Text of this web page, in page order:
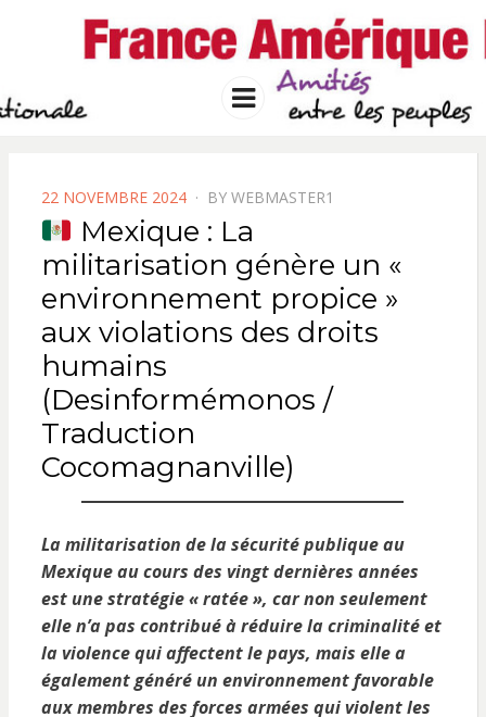
FRANCE
AMERIQUE
Solidarité international et Amitiés
entre les peuples
Menu
POSTED
ON
22 NOVEMBRE 2024 BY WEBMASTER1
Mexique : La
militarisation génère un «
environnement propice »
aux violations des droits
humains
(Desinformémonos /
Traduction
Cocomagnanville)
La militarisation de la sécurité publique au
Mexique au cours des vingt dernières années
est une stratégie « ratée », car non seulement
elle n’a pas contribué à réduire la criminalité et
la violence qui affectent le pays, mais elle a
également généré un environnement favorable
aux membres des forces armées qui violent les